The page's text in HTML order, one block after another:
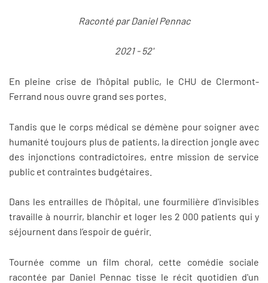
Raconté par Daniel Pennac
2021 - 52'
En pleine crise de l’hôpital public, le CHU de Clermont-
Ferrand nous ouvre grand ses portes.
Tandis que le corps médical se démène pour soigner avec
humanité toujours plus de patients, la direction jongle avec
des injonctions contradictoires, entre mission de service
public et contraintes budgétaires.
Dans les entrailles de l'hôpital, une fourmilière d'invisibles
travaille à nourrir, blanchir et loger les 2 000 patients qui y
séjournent dans l’espoir de guérir.
Tournée comme un film choral, cette comédie sociale
racontée par Daniel Pennac tisse le récit quotidien d'un